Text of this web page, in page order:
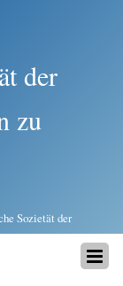
der
zu
Sozietät der